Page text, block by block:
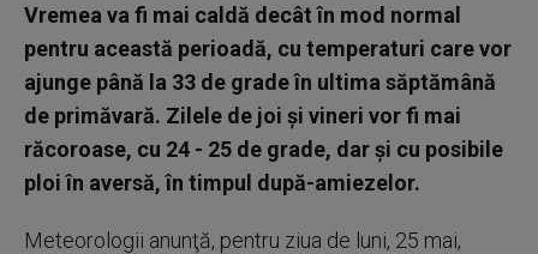
Vremea va fi mai caldă decât în mod normal
pentru această perioadă, cu temperaturi care vor
ajunge până la 33 de grade în ultima săptămână
de primăvară. Zilele de joi şi vineri vor fi mai
răcoroase, cu 24 - 25 de grade, dar şi cu posibile
ploi în aversă, în timpul după-amiezelor.
Meteorologii anunţă, pentru ziua de luni, 25 mai,